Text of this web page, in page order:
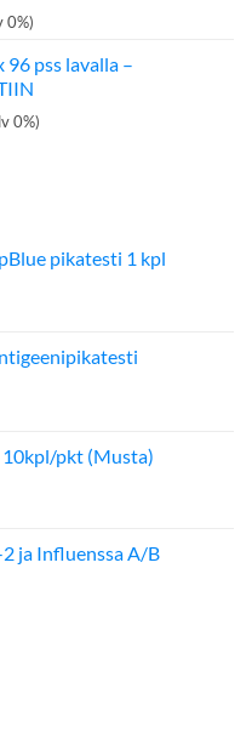
€.
0%)
pss lavalla –
0%)
pikatesti 1 kpl
10kpl/pkt (Musta)
ja Influenssa A/B